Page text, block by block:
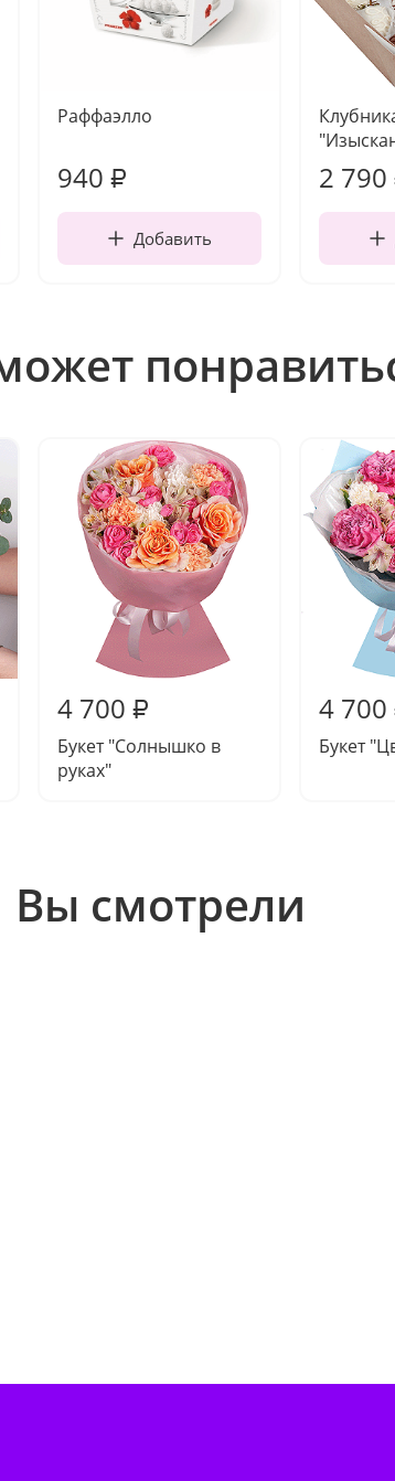
Раффаэлло
940 ₽
Добавить
2 790
4 700 ₽
Букет "Солнышко в
руках"
4 700
Букет
Вы смотрели